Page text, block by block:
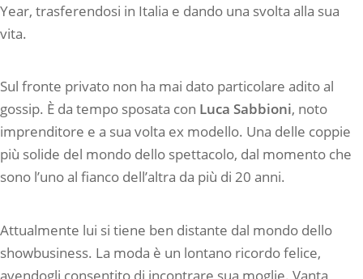
Year, trasferendosi in Italia e dando una svolta alla sua
vita.
Sul fronte privato non ha mai dato particolare adito al
gossip. È da tempo sposata con Luca Sabbioni, noto
imprenditore e a sua volta ex modello. Una delle coppie
più solide del mondo dello spettacolo, dal momento che
sono l’uno al fianco dell’altra da più di 20 anni.
Attualmente lui si tiene ben distante dal mondo dello
showbusiness. La moda è un lontano ricordo felice,
avendogli consentito di incontrare sua moglie. Vanta